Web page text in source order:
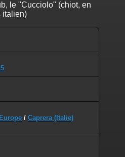
le "Cucciolo" (chiot, en
italien)
/ Caprera (Italie)